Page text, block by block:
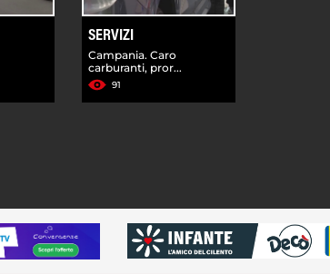
SERVIZI
Campania. Caro
carburanti, pror...
91